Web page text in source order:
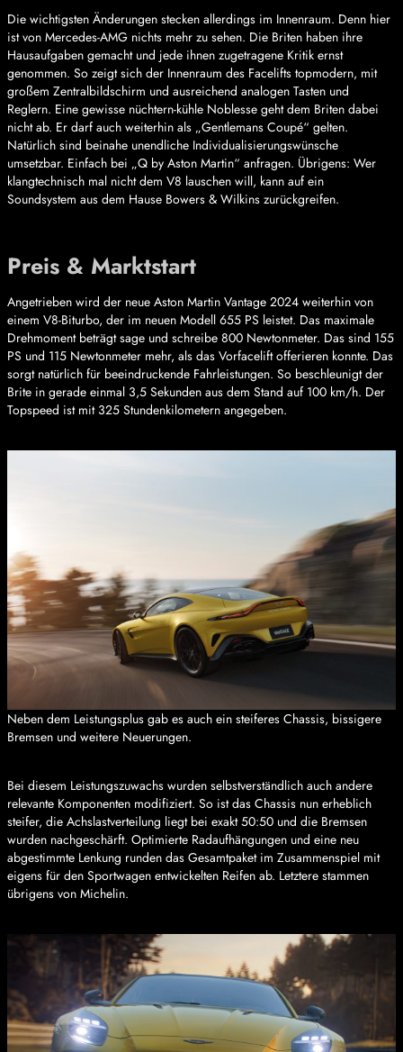
Die wichtigsten Änderungen stecken allerdings im Innenraum. Denn hier
ist von Mercedes-AMG nichts mehr zu sehen. Die Briten haben ihre
Hausaufgaben gemacht und jede ihnen zugetragene Kritik ernst
genommen. So zeigt sich der Innenraum des Facelifts topmodern, mit
großem Zentralbildschirm und ausreichend analogen Tasten und
Reglern. Eine gewisse nüchtern-kühle Noblesse geht dem Briten dabei
nicht ab. Er darf auch weiterhin als „Gentlemans Coupé“ gelten.
Natürlich sind beinahe unendliche Individualisierungswünsche
umsetzbar. Einfach bei „Q by Aston Martin“ anfragen. Übrigens: Wer
klangtechnisch mal nicht dem V8 lauschen will, kann auf ein
Soundsystem aus dem Hause Bowers & Wilkins zurückgreifen.
Preis & Marktstart
Angetrieben wird der neue Aston Martin Vantage 2024 weiterhin von
einem V8-Biturbo, der im neuen Modell 655 PS leistet. Das maximale
Drehmoment beträgt sage und schreibe 800 Newtonmeter. Das sind 155
PS und 115 Newtonmeter mehr, als das Vorfacelift offerieren konnte. Das
sorgt natürlich für beeindruckende Fahrleistungen. So beschleunigt der
Brite in gerade einmal 3,5 Sekunden aus dem Stand auf 100 km/h. Der
Topspeed ist mit 325 Stundenkilometern angegeben.
Neben dem Leistungsplus gab es auch ein steiferes Chassis, bissigere
Bremsen und weitere Neuerungen.
Bei diesem Leistungszuwachs wurden selbstverständlich auch andere
relevante Komponenten modifiziert. So ist das Chassis nun erheblich
steifer, die Achslastverteilung liegt bei exakt 50:50 und die Bremsen
wurden nachgeschärft. Optimierte Radaufhängungen und eine neu
abgestimmte Lenkung runden das Gesamtpaket im Zusammenspiel mit
eigens für den Sportwagen entwickelten Reifen ab. Letztere stammen
übrigens von Michelin.